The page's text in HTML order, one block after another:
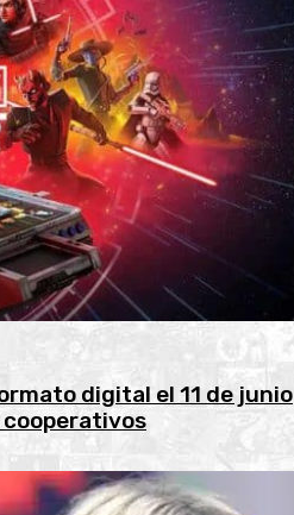
digital el 11 de junio
cooperativos